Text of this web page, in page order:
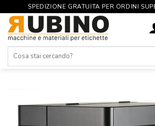
SPEDIZIONE GRATUITA PER ORDINI
Skip
content